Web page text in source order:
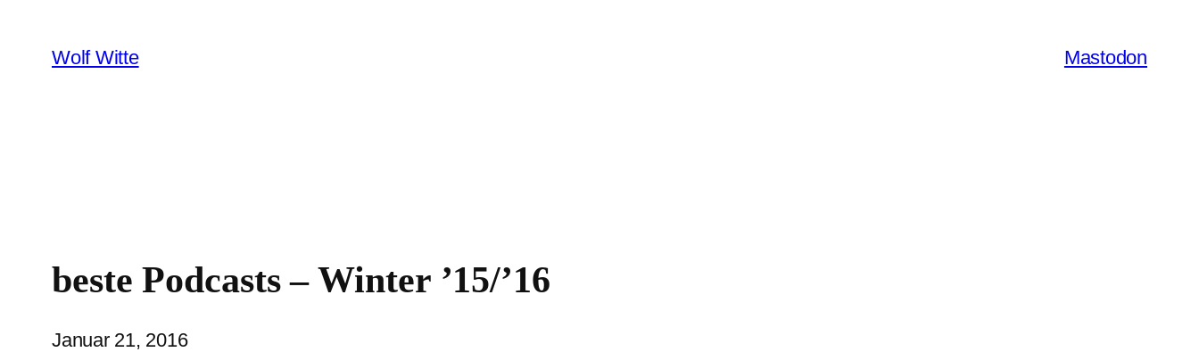
Inhalt
springen
Wolf Witte Mastodon
beste Podcasts – Winter ’15/’16
Januar 21, 2016